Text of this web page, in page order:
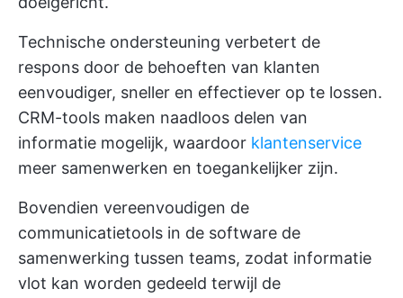
Technische ondersteuning verbetert de
respons door de behoeften van klanten
eenvoudiger, sneller en effectiever op te lossen.
CRM-tools maken naadloos delen van
informatie mogelijk, waardoor klantenservice
meer samenwerken en toegankelijker zijn.
Bovendien vereenvoudigen de
communicatietools in de software de
samenwerking tussen teams, zodat informatie
vlot kan worden gedeeld terwijl de